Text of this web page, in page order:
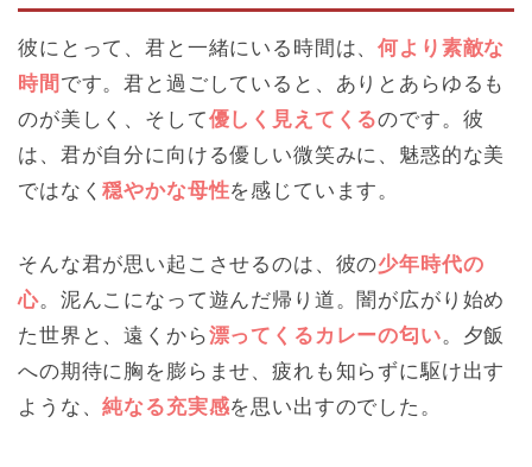
彼にとって、君と一緒にいる時間は、何より素敵な
時間 です。君と過ごしていると、ありとあらゆるも
のが美しく、そして優しく見えてくるのです。彼
は、君が自分に向ける優しい微笑みに、魅惑的な美
ではなく穏やかな母性を感じています。
そんな君が思い起こさせるのは、彼の少年時代の
心。泥んこになって遊んだ帰り道。闇が広がり始め
た世界と、遠くから漂ってくるカレーの匂い。夕飯
への期待に胸を膨らませ、疲れも知らずに駆け出す
ような、純なる充実感を思い出すのでした。